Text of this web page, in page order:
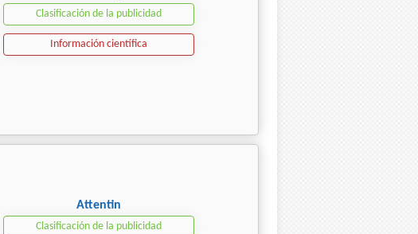
Clasificación de la publicidad
Información científica
Attentin
Clasificación de la publicidad